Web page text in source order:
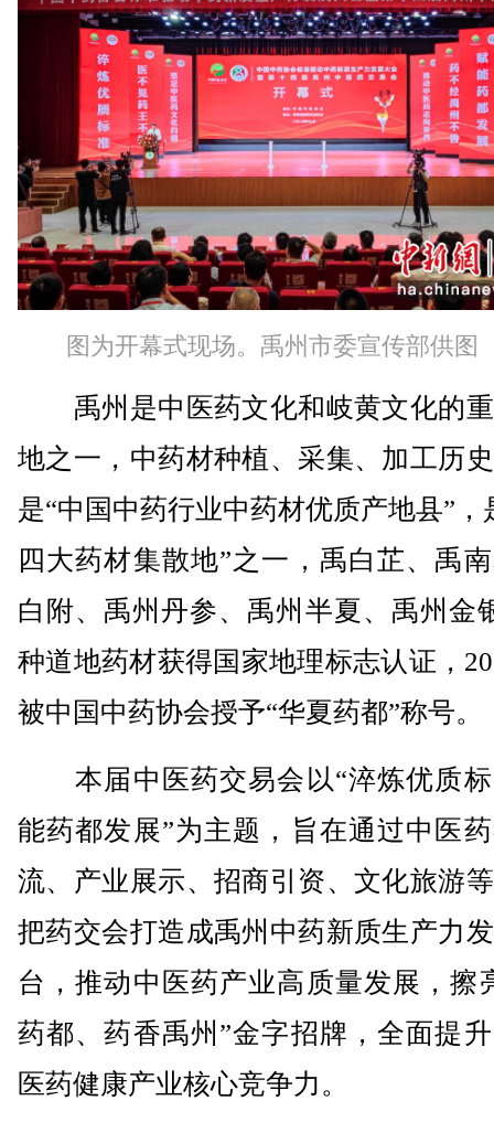
图为开幕式现场。禹州市委宣传部供图
禹州是中医药文化和岐黄文化的
地之一，中药材种植、采集、加工历
是“中国中药行业中药材优质产地县”，
四大药材集散地”之一，禹白芷、禹
白附、禹州丹参、禹州半夏、禹州金
种道地药材获得国家地理标志认证，
被中国中药协会授予“华夏药都”称号。
本届中医药交易会以“淬炼优质标
能药都发展”为主题，旨在通过中医
流、产业展示、招商引资、文化旅游
把药交会打造成禹州中药新质生产力
台，推动中医药产业高质量发展，擦
药都、药香禹州”金字招牌，全面提
医药健康产业核心竞争力。